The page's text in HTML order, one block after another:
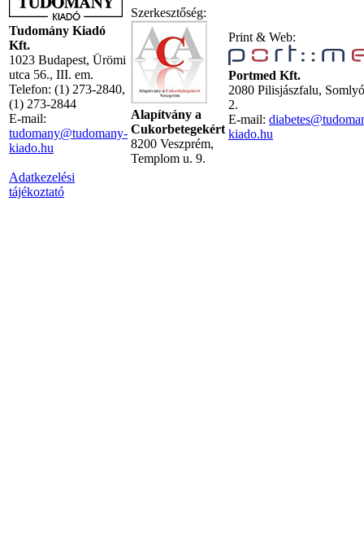
Tudomány Kiadó
Kft.
1023 Budapest, Ürömi
utca 56., III. em.
Telefon: (1) 273-2840,
(1) 273-2844
E-mail:
tudomany@tudomany-
kiado.hu
Adatkezelési
tájékoztató
Szerkesztőség:
Alapítvány a
Cukorbetegekért
8200 Veszprém,
Templom u. 9.
Print & Web:
Portmed Kft.
2080 Pilisjászfalu,
2.
E-mail:
kiado.hu